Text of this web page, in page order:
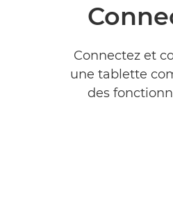
Connectez et
une tablette
des